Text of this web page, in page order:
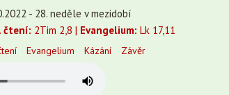
- 28. neděle v mezidobí
čtení: 2Tim 2,8 | Evangelium: Lk 17,11
Evangelium Kázání Závěr